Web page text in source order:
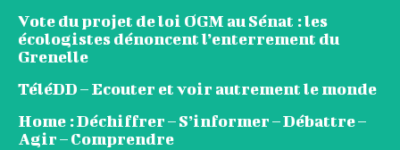
Vote du projet de loi OGM au Sénat : les
écologistes dénoncent l’enterrement du
Grenelle
TéléDD – Ecouter et voir autrement le monde
Home : Déchiffrer – S’informer – Débattre –
Agir – Comprendre